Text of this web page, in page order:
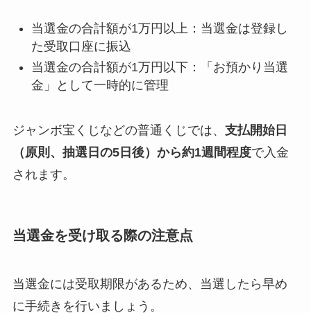
当選金の合計額が1万円以上：当選金は登録し
た受取口座に振込
当選金の合計額が1万円以下：「お預かり当選
金」として一時的に管理
ジャンボ宝くじなどの普通くじでは、 支払開始日
（原則、抽選日の5日後）から約1週間程度で入金
されます。
当選金を受け取る際の注意点
当選金には受取期限があるため、当選したら早め
に手続きを行いましょう。